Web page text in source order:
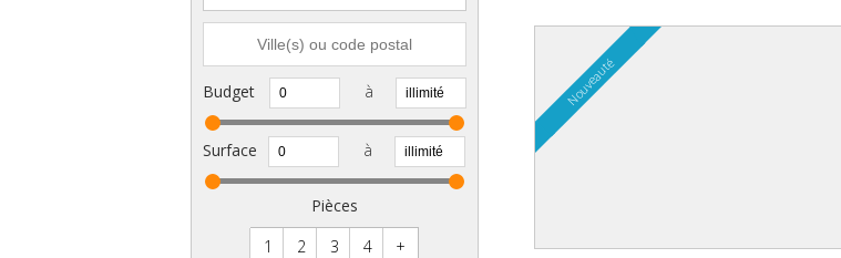
Budget à
Surface à
Pièces
1
2 3 4 +
Nouveauté